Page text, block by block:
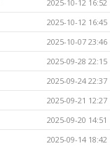
2025-10-12 16:52
2025-10-12 16:45
2025-10-07 23:46
2025-09-28 22:15
2025-09-24 22:37
2025-09-21 12:27
2025-09-20 14:51
2025-09-14 18:42